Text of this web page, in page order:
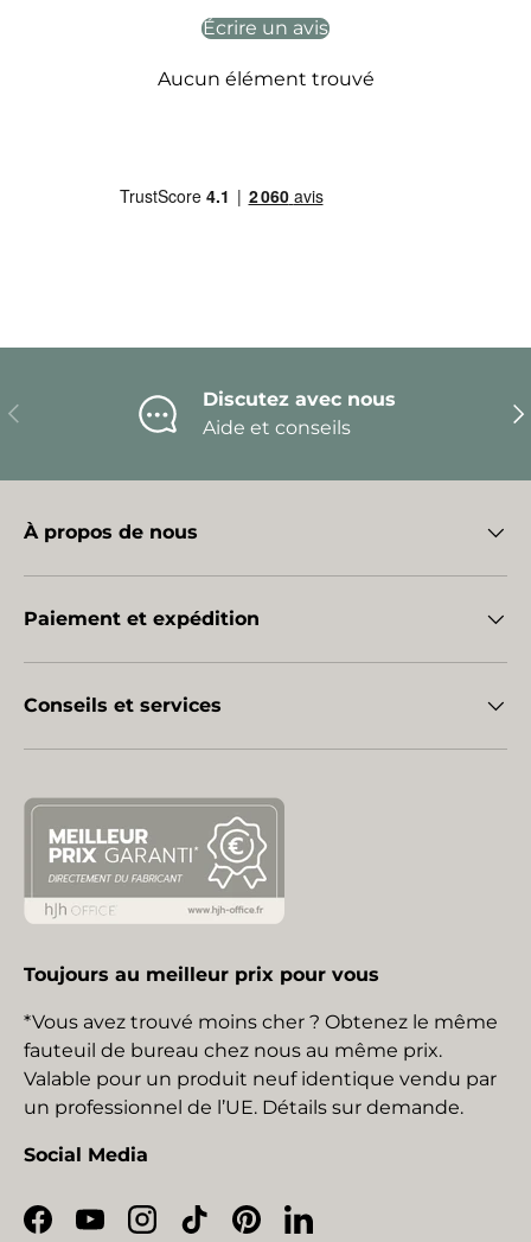
Écrire un avis
Aucun élément trouvé
Précédent
Discutez avec nous
Aide et conseils
À propos de nous
Paiement et expédition
Conseils et services
Toujours au meilleur prix pour vous
*Vous avez trouvé moins cher ? Obtenez le même
fauteuil de bureau chez nous au même prix.
Valable pour un produit neuf identique vendu par
un professionnel de l’UE. Détails sur demande.
Social Media
Facebook
YouTubeInstagram
TikTokPinterestLinkedIn